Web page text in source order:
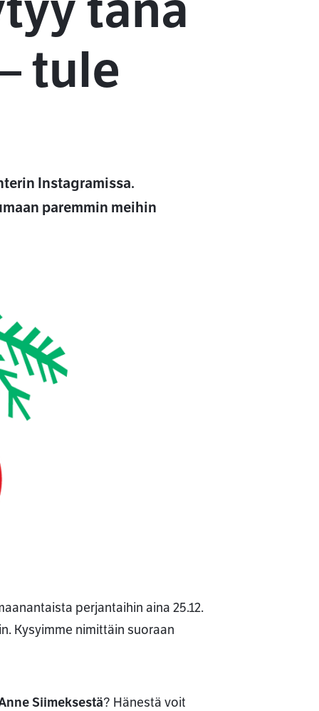
tule
Instagramissa.
paremmin meihin
perjantaihin aina 25.12.
Kysyimme nimittäin suoraan
Siimeksestä? Hänestä voit